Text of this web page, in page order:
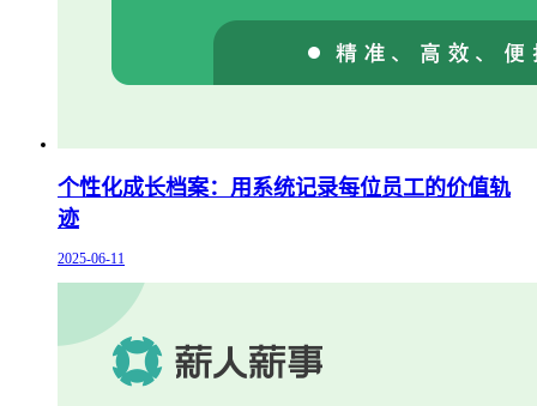
个性化成长档案：用系统记录每位员工的价值轨
迹
2025-06-11